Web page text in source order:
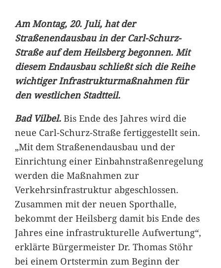
Am Montag, 20. Juli, hat der
Straßenendausbau in der Carl-Schurz-
Straße auf dem Heilsberg begonnen. Mit
diesem Endausbau schließt sich die Reihe
wichtiger Infrastrukturmaßnahmen für
den westlichen Stadtteil.
Bad Vilbel. Bis Ende des Jahres wird die
neue Carl-Schurz-Straße fertiggestellt sein.
„Mit dem Straßenendausbau und der
Einrichtung einer Einbahnstraßenregelung
werden die Maßnahmen zur
Verkehrsinfrastruktur abgeschlossen.
Zusammen mit der neuen Sporthalle,
bekommt der Heilsberg damit bis Ende des
Jahres eine infrastrukturelle Aufwertung“,
erklärte Bürgermeister Dr. Thomas Stöhr
bei einem Ortstermin zum Beginn der